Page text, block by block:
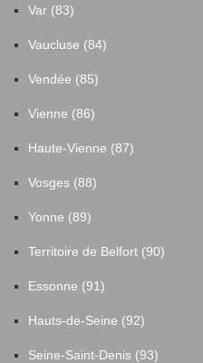
Var (83)
Vaucluse (84)
Vendée (85)
Vienne (86)
Haute-Vienne (87)
Vosges (88)
Yonne (89)
Territoire de Belfort (90)
Essonne (91)
Hauts-de-Seine (92)
Seine-Saint-Denis (93)